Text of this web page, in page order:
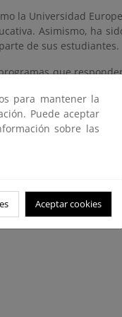
la Universidad
Asimismo, ha
de sus estudiantes.
que
para mantener la
Puede aceptar
sobre las
Aceptar cookies